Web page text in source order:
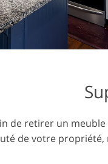
Services de retouche de
de retirer un
de votre